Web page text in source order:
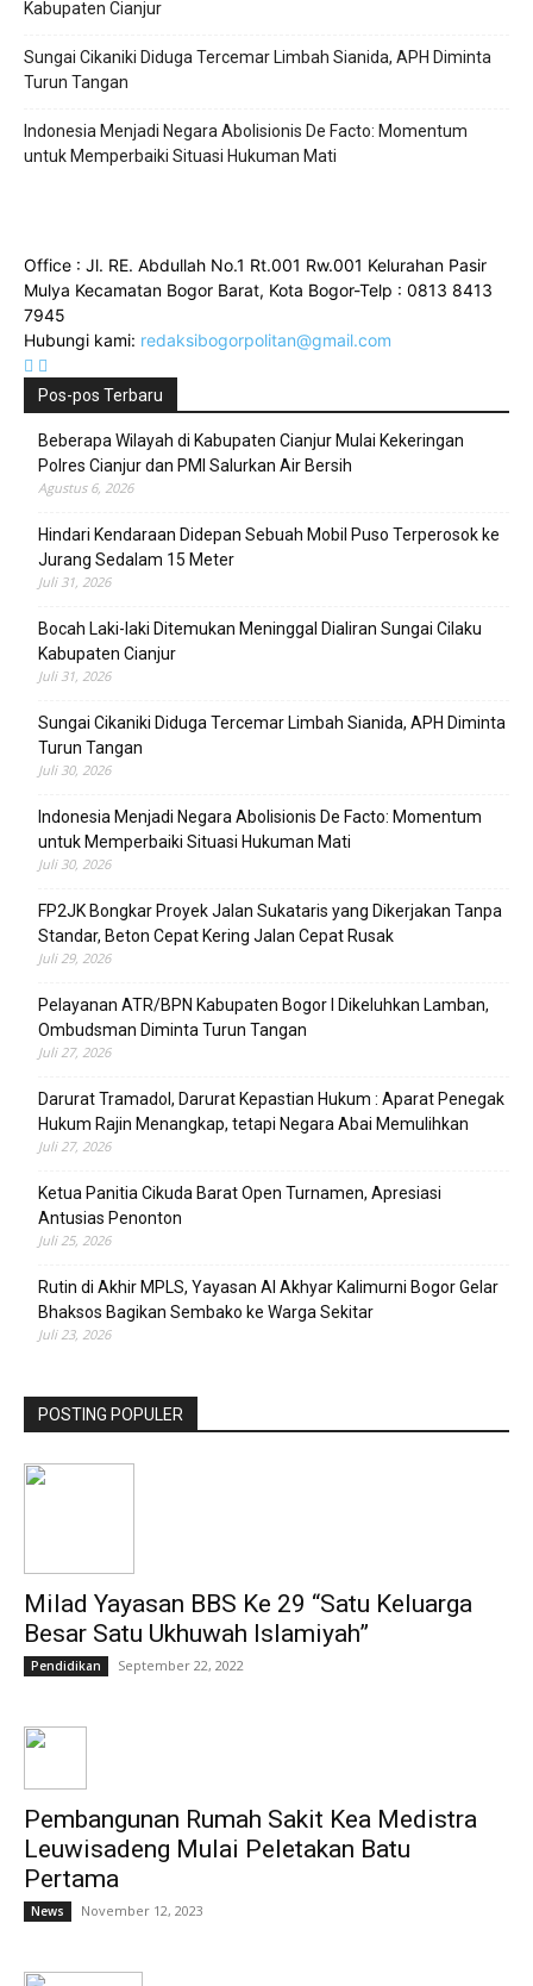
Kabupaten Cianjur
Sungai Cikaniki Diduga Tercemar Limbah Sianida, APH Diminta
Turun Tangan
‎Indonesia Menjadi Negara Abolisionis De Facto: Momentum
untuk Memperbaiki Situasi Hukuman Mati
Office : Jl. RE. Abdullah No.1 Rt.001 Rw.001 Kelurahan Pasir
Mulya Kecamatan Bogor Barat, Kota Bogor-Telp : 0813 8413
7945
Hubungi kami: redaksibogorpolitan@gmail.com
Pos-pos Terbaru
Beberapa Wilayah di Kabupaten Cianjur Mulai Kekeringan
Polres Cianjur dan PMI Salurkan Air Bersih
Agustus 6, 2026
Hindari Kendaraan Didepan Sebuah Mobil Puso Terperosok ke
Jurang Sedalam 15 Meter
Juli 31, 2026
Bocah Laki-laki Ditemukan Meninggal Dialiran Sungai Cilaku
Kabupaten Cianjur
Juli 31, 2026
Sungai Cikaniki Diduga Tercemar Limbah Sianida, APH Diminta
Turun Tangan
Juli 30, 2026
‎Indonesia Menjadi Negara Abolisionis De Facto: Momentum
untuk Memperbaiki Situasi Hukuman Mati
Juli 30, 2026
FP2JK Bongkar Proyek Jalan Sukataris yang Dikerjakan Tanpa
Standar, Beton Cepat Kering Jalan Cepat Rusak
Juli 29, 2026
Pelayanan ATR/BPN Kabupaten Bogor I Dikeluhkan Lamban,
Ombudsman Diminta Turun Tangan
Juli 27, 2026
Darurat Tramadol, Darurat Kepastian Hukum : Aparat Penegak
Hukum Rajin Menangkap, tetapi Negara Abai Memulihkan
Juli 27, 2026
Ketua Panitia Cikuda Barat Open Turnamen, Apresiasi
Antusias Penonton
Juli 25, 2026
Rutin di Akhir MPLS, Yayasan Al Akhyar Kalimurni Bogor Gelar
Bhaksos Bagikan Sembako ke Warga Sekitar
Juli 23, 2026
POSTING POPULER
Milad Yayasan BBS Ke 29 “Satu Keluarga
Besar Satu Ukhuwah Islamiyah”
Pendidikan September 22, 2022
Pembangunan Rumah Sakit Kea Medistra
Leuwisadeng Mulai Peletakan Batu
Pertama
News November 12, 2023